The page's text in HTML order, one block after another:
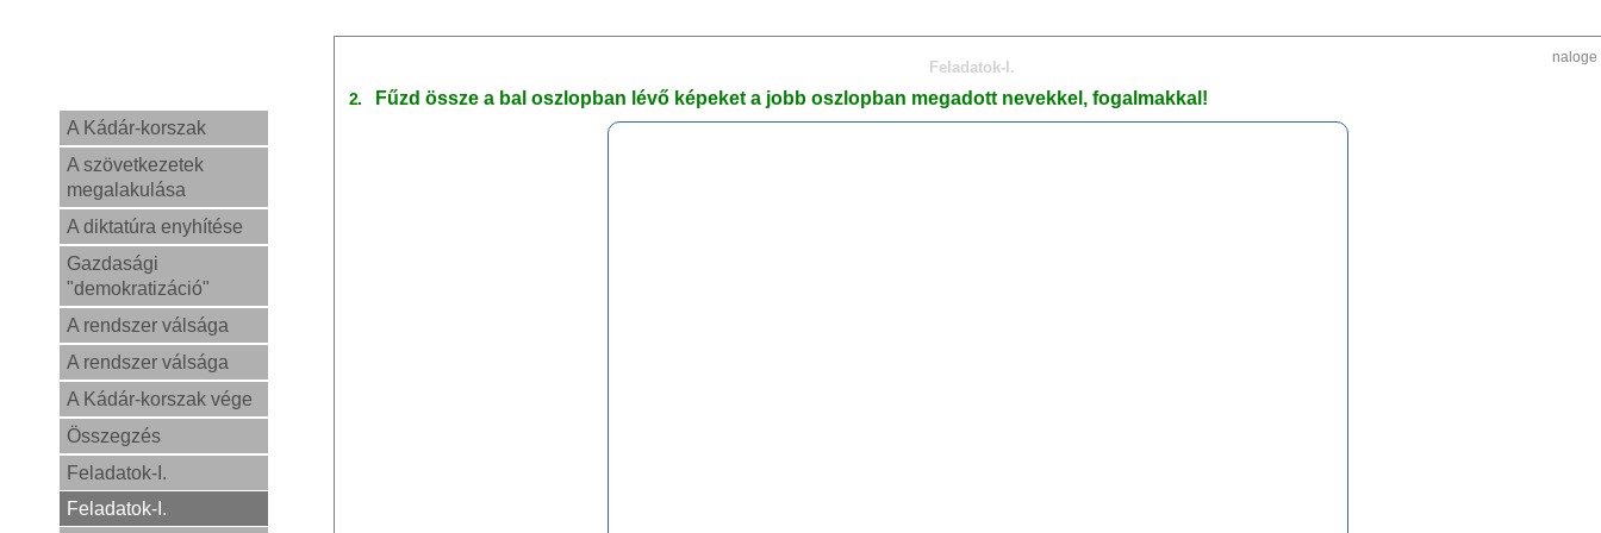
A Kádár-korszak
A szövetkezetek
megalakulása
A diktatúra enyhítése
Gazdasági
"demokratizáció"
A rendszer válsága
A rendszer válsága
A Kádár-korszak vége
Összegzés
Feladatok-I.
Feladatok-I.
naloge
Feladatok-I.
2. Fűzd össze a bal oszlopban lévő képeket a jobb oszlopban megadott nevekkel, fogalmakkal!